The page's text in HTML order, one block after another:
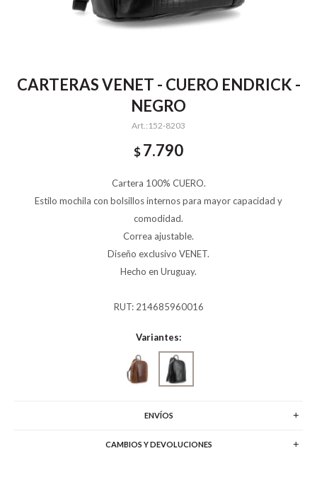
CARTERAS VENET - CUERO ENDRICK -
NEGRO
152-8203
$7.790
Cartera 100% CUERO.
Estilo mochila con bolsillos internos para mayor capacidad y
comodidad.
Correa ajustable.
Diseño exclusivo VENET.
Hecho en Uruguay.
RUT: 214685960016
Variantes:
ENVÍOS
CAMBIOS Y DEVOLUCIONES